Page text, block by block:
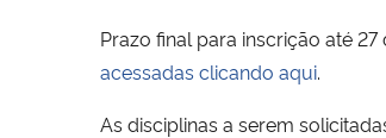
Prazo final para inscrição até
acessadas clicando aqui.
As disciplinas a serem